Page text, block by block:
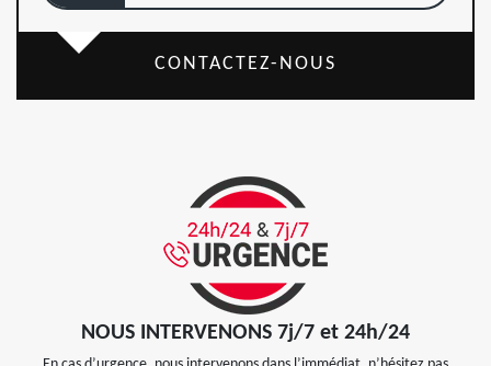
CONTACTEZ-NOUS
NOUS INTERVENONS 7j/7 et 24h/24